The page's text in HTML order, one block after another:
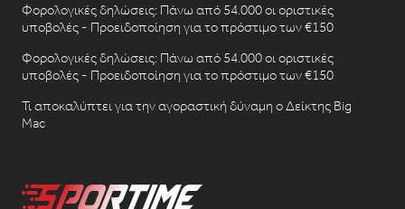
Φορολογικές δηλώσεις: Πάνω από 54.000 οι οριστικές
υποβολές - Προειδοποίηση για το πρόστιμο των €150
Φορολογικές δηλώσεις: Πάνω από 54.000 οι οριστικές
υποβολές - Προειδοποίηση για το πρόστιμο των €150
Τι αποκαλύπτει για την αγοραστική δύναμη ο Δείκτης Big
Mac